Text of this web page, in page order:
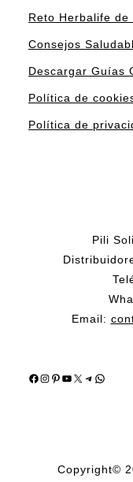
Reto Herbalife de
Consejos
Descargar Guías
Política de
Política de
Pili
Email:
Facebook
Instagram
Pinterest
YouTube
X Telegram
Copyright©